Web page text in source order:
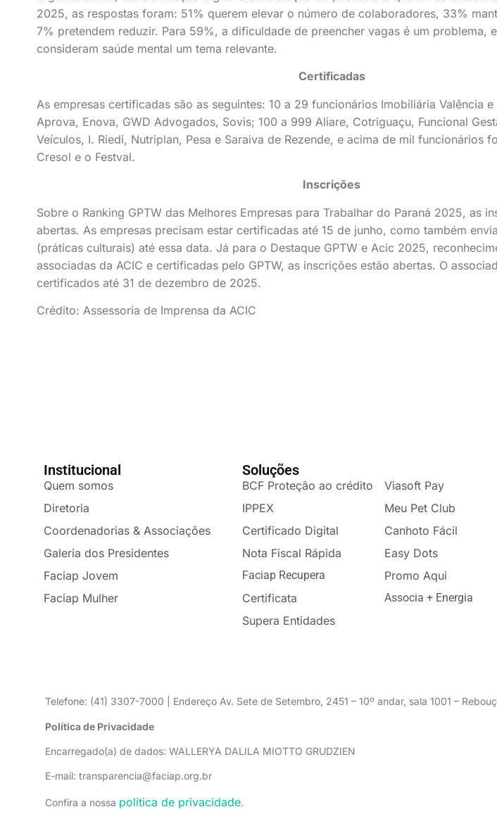
2025, as respostas foram: 51% querem elevar o número de colaboradores, 33%
7% pretendem reduzir. Para 59%, a dificuldade de preencher vagas é um problema,
consideram saúde mental um tema relevante.
Certificadas
As empresas certificadas são as seguintes: 10 a 29 funcionários Imobiliária Valência
Aprova, Enova, GWD Advogados, Sovis; 100 a 999 Aliare, Cotriguaçu, Funcional
Veículos, I. Riedi, Nutriplan, Pesa e Saraiva de Rezende, e acima de mil funcionários
Cresol e o Festval.
Inscrições
Sobre o Ranking GPTW das Melhores Empresas para Trabalhar do Paraná 2025, as
abertas. As empresas precisam estar certificadas até 15 de junho, como também
(práticas culturais) até essa data. Já para o Destaque GPTW e Acic 2025,
associadas da ACIC e certificadas pelo GPTW, as inscrições estão abertas. O
certificados até 31 de dezembro de 2025.
Crédito: Assessoria de Imprensa da ACIC
Institucional
Quem somos
Diretoria
Coordenadorias & Associações
Galeria dos Presidentes
Faciap Jovem
Faciap Mulher
Soluções
BCF Proteção ao crédito
IPPEX
Certificado Digital
Nota Fiscal Rápida
Faciap Recupera
Certificata
Supera Entidades
Viasoft Pay
Meu Pet Club
Canhoto Fácil
Easy Dots
Promo Aqui
Associa + Energia
Telefone: (41) 3307-7000 | Endereço Av. Sete de Setembro, 2451 – 10º andar, sala 1001 –
Política de Privacidade
Encarregado(a) de dados: WALLERYA DALILA MIOTTO GRUDZIEN
E-mail: transparencia@faciap.org.br
Confira a nossa política de privacidade.